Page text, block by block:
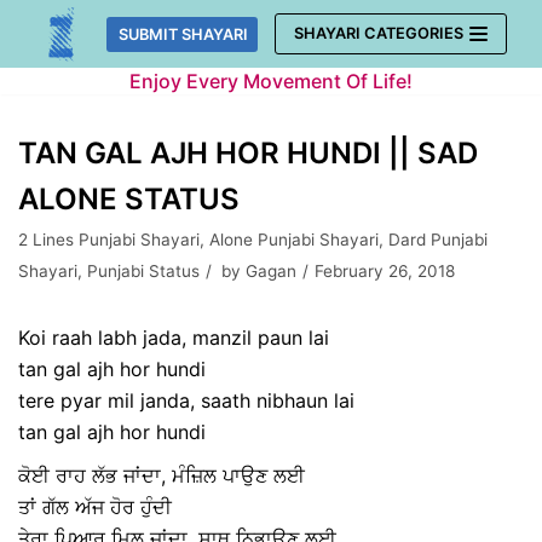
Skip
SUBMIT SHAYARI SHAYARI CATEGORIES
Enjoy Every Movement Of Life!
TAN GAL AJH HOR HUNDI || SAD
ALONE STATUS
2 Lines Punjabi Shayari, Alone Punjabi Shayari, Dard Punjabi
Shayari, Punjabi Status by Gagan February 26, 2018
Koi raah labh jada, manzil paun lai
tan gal ajh hor hundi
tere pyar mil janda, saath nibhaun lai
tan gal ajh hor hundi
ਕੋਈ ਰਾਹ ਲੱਭ ਜਾਂਦਾ, ਮੰਜ਼ਿਲ ਪਾਉਣ ਲਈ
ਤਾਂ ਗੱਲ ਅੱਜ ਹੋਰ ਹੁੰਦੀ